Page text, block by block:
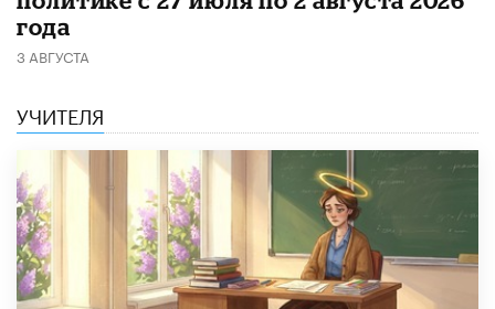
года
3 АВГУСТА
УЧИТЕЛЯ